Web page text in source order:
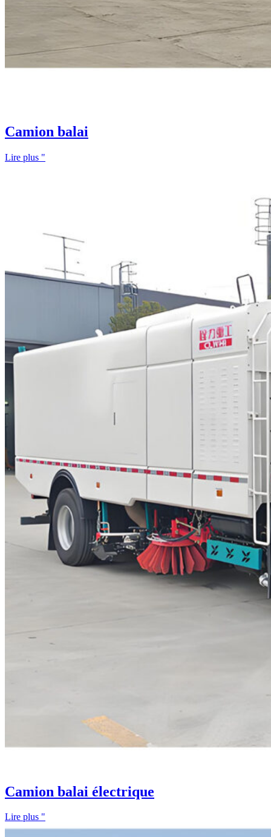
Camion balai
Lire plus "
Camion balai électrique
Lire plus "